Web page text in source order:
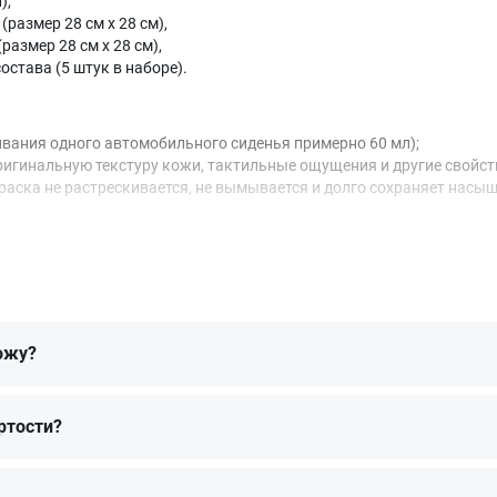
28 см x 28 см),
28 см x 28 см),
(5 штук в наборе).
одного автомобильного сиденья примерно 60 мл);
текстуру кожи, тактильные ощущения и другие
не растрескивается, не вымывается и долго сохраняет
RAL 3002 Carmine red. Проверить формулу конкретного оттенка